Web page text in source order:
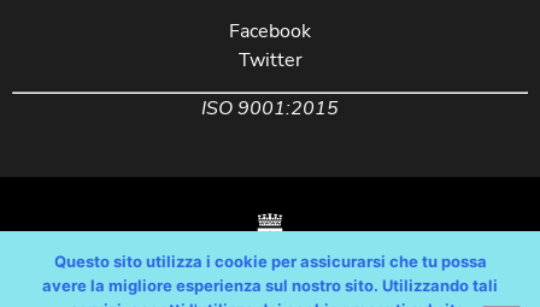
Facebook
Twitter
ISO 9001:2015
Questo sito utilizza i cookie per assicurarsi che tu possa
avere la migliore esperienza sul nostro sito. Utilizzando tali